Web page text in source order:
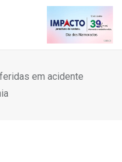
em acidente